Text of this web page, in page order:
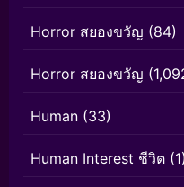
Horror สยองขวัญ (84)
Horror สยองขวัญ
Human (33)
Human Interest ชีวิต (1)